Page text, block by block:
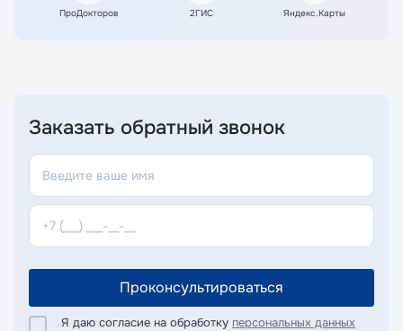
ПроДокторов 2ГИС Яндекс.Карты
Заказать обратный звонок
Проконсультироваться
Я даю согласие на обработку персональных данных